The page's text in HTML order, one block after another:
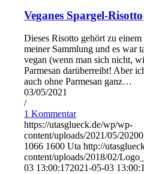
Veganes Spargel-Risotto
Dieses Risotto gehört zu einem
meiner Sammlung und es war
vegan (wenn man sich nicht,
Parmesan darüberreibt! Aber
auch ohne Parmesan ganz…
03/05/2021
/
1 Kommentar
https://utasglueck.de/wp/wp-
content/uploads/2021/05/
1066 1600 Uta http://
content/uploads/2018/02/
03 13:00:172021-05-03